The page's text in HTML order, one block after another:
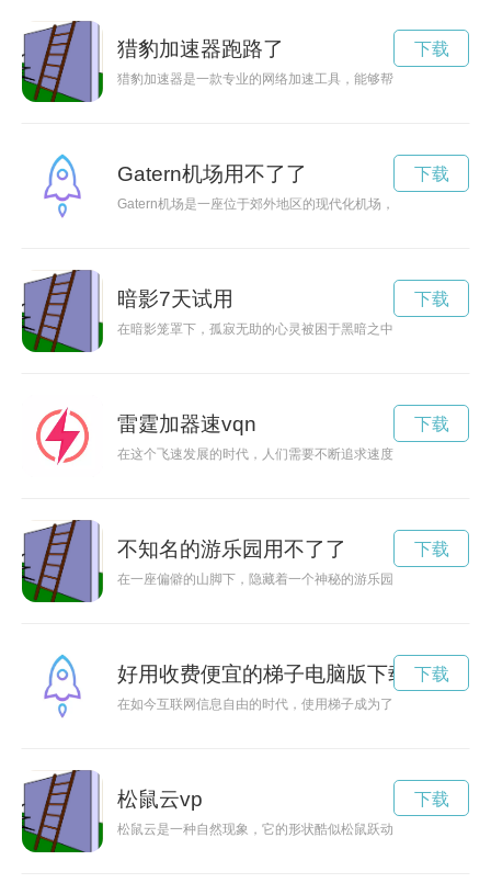
猎豹加速器跑路了
猎豹加速器是一款专业的网络加速工具，能够帮助用户穿越地
下载
Gatern机场用不了了
Gatern机场是一座位于郊外地区的现代化机场，设施先进，服
下载
暗影7天试用
在暗影笼罩下，孤寂无助的心灵被困于黑暗之中，在黑暗中寻找
下载
雷霆加器速vqn
在这个飞速发展的时代，人们需要不断追求速度和进步。雷霆
下载
不知名的游乐园用不了了
在一座偏僻的山脚下，隐藏着一个神秘的游乐园，很少有人知
下载
好用收费便宜的梯子电脑版下载
在如今互联网信息自由的时代，使用梯子成为了许多人畅游互
下载
松鼠云vp
松鼠云是一种自然现象，它的形状酷似松鼠跃动的身姿，引发
下载